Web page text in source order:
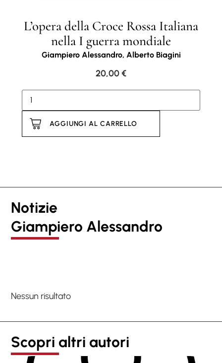
L’opera della Croce Rossa Italiana
nella I guerra mondiale
Giampiero Alessandro, Alberto Biagini
20,00€
AGGIUNGI AL CARRELLO
Notizie
Giampiero Alessandro
Nessun risultato
Scopri altri autori